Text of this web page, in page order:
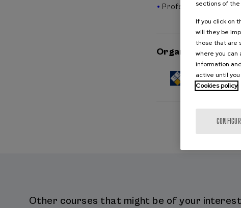
Professionals
Organised by
Other courses that might be of your
sections of
If you click on
will they be
those that are
where you can
information
active until
Cookies policy